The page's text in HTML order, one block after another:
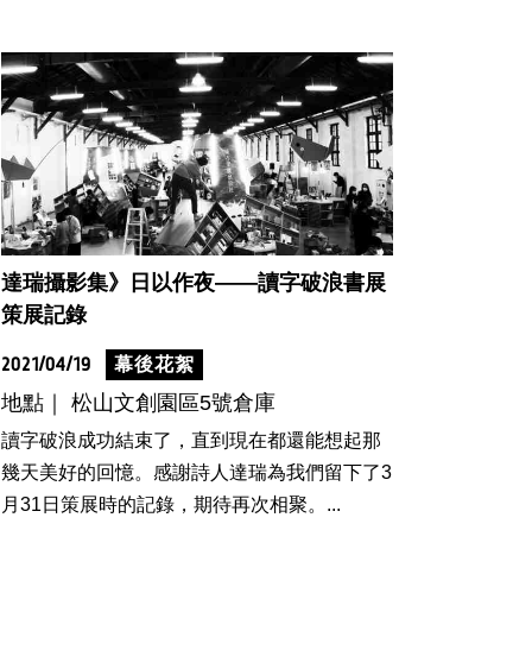
達瑞攝影集》日以作夜——讀字破浪書展
策展記錄
2021/04/19 幕後花絮
地點｜ 松山文創園區5號倉庫
讀字破浪成功結束了，直到現在都還能想起那
幾天美好的回憶。感謝詩人達瑞為我們留下了3
月31日策展時的記錄，期待再次相聚。...